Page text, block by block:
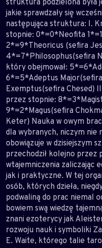
jakie sprawdzały się
następująca struktura: I.
stopnie: 0*=0*Neofita
2*=9*Theoricus (sefira
4*=7*Philosophus(sefira
który obejmował:
6*=5*Adeptus
Exemptus(sefira Chesed)
przez stopnie:
9*=2*Magus(sefira
Keter) Nauka w owym
dla wybranych, niczym nie
obowiązuje w dzisiejszym
przechodził kolejno przez
wtajemniczenia zaliczając
jak i praktyczne. W tej
osób, których dzieła,
podwaliną do prac niemal
bowiem swą wiedzę
znani ezoterycy jak
rozwoju nauk i symboliki
E. Waite, którego talie